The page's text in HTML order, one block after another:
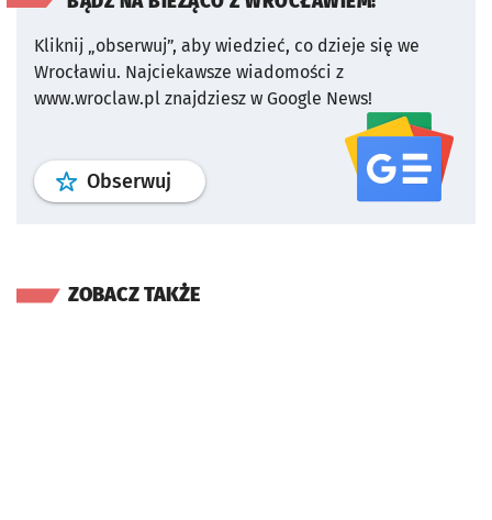
Kliknij „obserwuj”, aby wiedzieć, co dzieje się we
Wrocławiu. Najciekawsze wiadomości z
www.wroclaw.pl znajdziesz w Google News!
Obserwuj profil serwisu
ZOBACZ TAKŻE